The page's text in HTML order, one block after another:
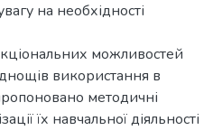
на необхідності
можливостей
використання в
методичні
їх навчальної діяльності